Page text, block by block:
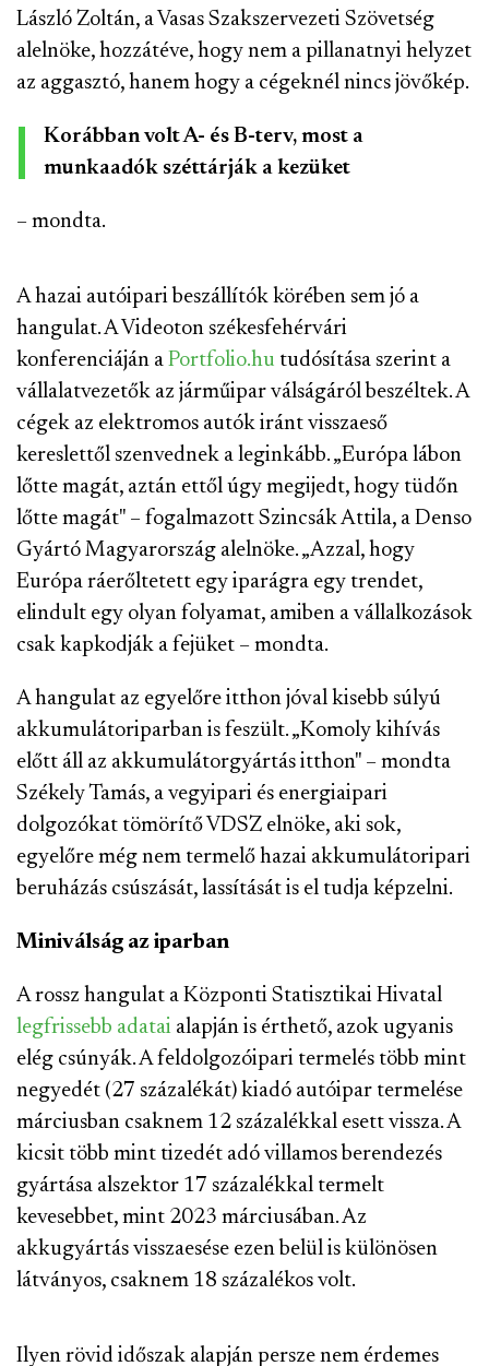
László Zoltán, a Vasas Szakszervezeti Szövetség
alelnöke, hozzátéve, hogy nem a pillanatnyi helyzet
az aggasztó, hanem hogy a cégeknél nincs jövőkép.
Korábban volt A- és B-terv, most a
munkaadók széttárják a kezüket
– mondta.
A hazai autóipari beszállítók körében sem jó a
hangulat. A Videoton székesfehérvári
konferenciáján a Portfolio.hu tudósítása szerint a
vállalatvezetők az járműipar válságáról beszéltek. A
cégek az elektromos autók iránt visszaeső
kereslettől szenvednek a leginkább. „Európa lábon
lőtte magát, aztán ettől úgy megijedt, hogy tüdőn
lőtte magát" – fogalmazott Szincsák Attila, a Denso
Gyártó Magyarország alelnöke. „Azzal, hogy
Európa ráerőltetett egy iparágra egy trendet,
elindult egy olyan folyamat, amiben a vállalkozások
csak kapkodják a fejüket – mondta.
A hangulat az egyelőre itthon jóval kisebb súlyú
akkumulátoriparban is feszült. „Komoly kihívás
előtt áll az akkumulátorgyártás itthon" – mondta
Székely Tamás, a vegyipari és energiaipari
dolgozókat tömörítő VDSZ elnöke, aki sok,
egyelőre még nem termelő hazai akkumulátoripari
beruházás csúszását, lassítását is el tudja képzelni.
Miniválság az iparban
A rossz hangulat a Központi Statisztikai Hivatal
legfrissebb adatai alapján is érthető, azok ugyanis
elég csúnyák. A feldolgozóipari termelés több mint
negyedét (27 százalékát) kiadó autóipar termelése
márciusban csaknem 12 százalékkal esett vissza. A
kicsit több mint tizedét adó villamos berendezés
gyártása alszektor 17 százalékkal termelt
kevesebbet, mint 2023 márciusában. Az
akkugyártás visszaesése ezen belül is különösen
látványos, csaknem 18 százalékos volt.
Ilyen rövid időszak alapján persze nem érdemes